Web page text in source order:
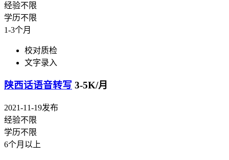
经验不限
学历不限
1-3个月
校对质检
文字录入
陕西话语音转写 3-5K/月
2021-11-19发布
经验不限
学历不限
6个月以上